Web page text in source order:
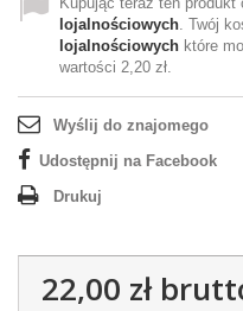
lojalnościowych. Twój
lojalnościowych które
wartości 2,20 zł.
Wyślij do znajomego
Udostępnij na Facebook
Drukuj
22,00 zł